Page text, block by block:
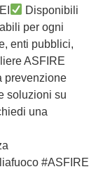
Disponibili
per ogni
enti pubblici,
ASFIRE
prevenzione
soluzioni su
una
#ASFIRE